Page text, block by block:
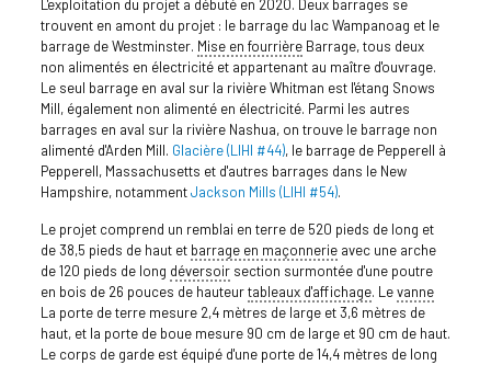
L'exploitation du projet a débuté en 2020. Deux barrages se
trouvent en amont du projet : le barrage du lac Wampanoag et le
barrage de Westminster. Mise en fourrièreBarrage, tous deux
non alimentés en électricité et appartenant au maître d'ouvrage.
Le seul barrage en aval sur la rivière Whitman est l'étang Snows
Mill, également non alimenté en électricité. Parmi les autres
barrages en aval sur la rivière Nashua, on trouve le barrage non
alimenté d'Arden Mill. Glacière (LIHI #44), le barrage de Pepperell à
Pepperell, Massachusetts et d'autres barrages dans le New
Hampshire, notammentJackson Mills (LIHI #54).
Le projet comprend un remblai en terre de 520 pieds de long et
de 38,5 pieds de haut et barrage en maçonnerieavec une arche
de 120 pieds de long déversoirsection surmontée d'une poutre
en bois de 26 pouces de hauteurtableaux d'affichage. Levanne
La porte de terre mesure 2,4 mètres de large et 3,6 mètres de
haut, et la porte de boue mesure 90 cm de large et 90 cm de haut.
Le corps de garde est équipé d'une porte de 14,4 mètres de long